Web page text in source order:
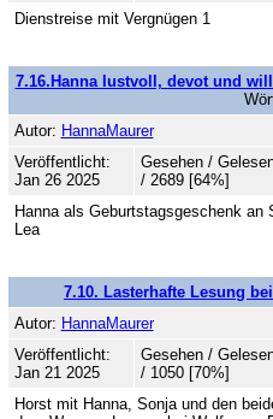
Dienstreise mit Vergnügen 1
7.16.Hanna lustvoll, devot und
Autor: HannaMaurer
Veröffentlicht:
Jan 26 2025
Gesehen /
/ 2689 [64%]
Hanna als Geburtstagsgeschenk an
Lea
7.10. Lasterhafte Lesung
Autor: HannaMaurer
Veröffentlicht:
Jan 21 2025
Gesehen /
/ 1050 [70%]
Horst mit Hanna, Sonja und den